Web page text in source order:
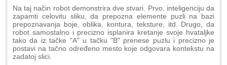
Na taj način robot demonstrira dve stvari. Prvo, inteligenciju da
zapamti celovitu sliku, da prepozna elemente puzli na bazi
prepoznavanja boje, oblika, kontura, teksture, itd. Drugo, da
robot samostalno i precizno isplanira kretanje svoje hvataljke
tako da iz tačke "A" u tačku "B" prenese puzlu i precizno je
postavi na tačno određeno mesto koje odgovara kontekstu na
zadatoj slici.